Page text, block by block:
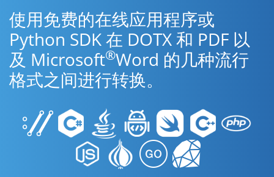
使用免费的在线应用程序或
Python SDK 在 DOTX 和 PDF 以
及 Microsoft®Word 的几种流行
格式之间进行转换。